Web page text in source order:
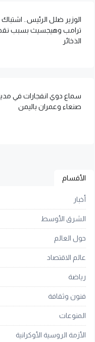
الوزير ضلل الرئيس.. اشتباك
ترامب وهيجسيث بسبب
الذخائر
سماع دوي انفجارات في
صنعاء وعمران باليمن
الأقسام
أخبار
الشرق الأوسط
حول العالم
عالم الاقتصاد
رياضة
فنون وثقافة
المنوعات
الأزمة الروسية الأوكرانية